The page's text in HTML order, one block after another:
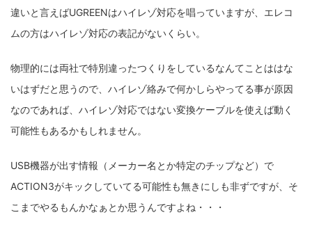
違いと言えばUGREENはハイレゾ対応を唱っていますが、エレコ
ムの方はハイレゾ対応の表記がないくらい。
物理的には両社で特別違ったつくりをしているなんてことははな
いはずだと思うので、ハイレゾ絡みで何かしらやってる事が原因
なのであれば、ハイレゾ対応ではない変換ケーブルを使えば動く
可能性もあるかもしれません。
USB機器が出す情報（メーカー名とか特定のチップなど）で
ACTION3がキックしていてる可能性も無きにしも非ずですが、そ
こまでやるもんかなぁとか思うんですよね・・・